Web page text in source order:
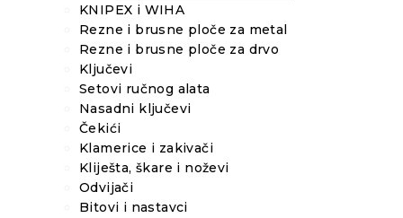
KNIPEX i WIHA
Rezne i brusne ploče za metal
Rezne i brusne ploče za drvo
Ključevi
Setovi ručnog alata
Nasadni ključevi
Čekići
Klamerice i zakivači
Kliješta, škare i noževi
Odvijači
Bitovi i nastavci